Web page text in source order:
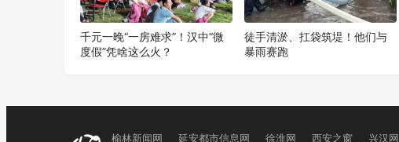
千元一晚“一房难求”！汉中“微
度假”凭啥这么火？
徒手清淤、扛袋筑堤！他们与
暴雨赛跑
榆林新闻网 延安都市信息网 徐淮网 西安之窗 兴汉网